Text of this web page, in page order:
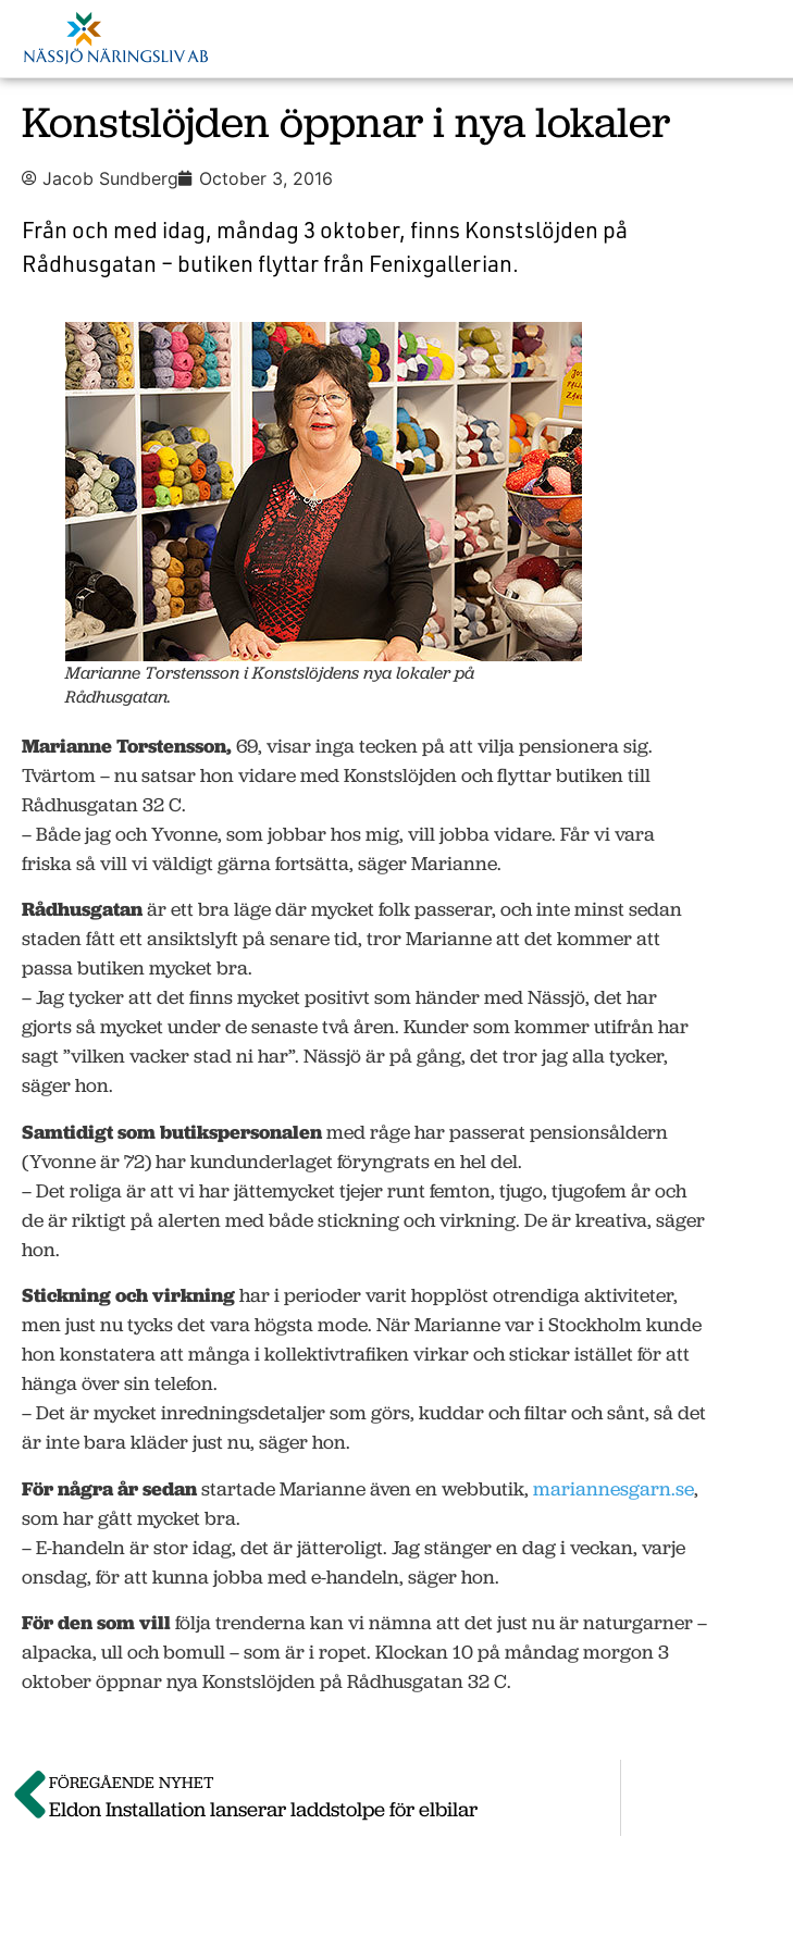
Konstslöjden öppnar i nya lokaler
Jacob Sundberg October 3, 2016
Från och med idag, måndag 3 oktober, finns Konstslöjden på
Rådhusgatan – butiken flyttar från Fenixgallerian.
Marianne Torstensson i Konstslöjdens nya lokaler på
Rådhusgatan.
Marianne Torstensson,69, visar inga tecken på att vilja pensionera sig.
Tvärtom – nu satsar hon vidare med Konstslöjden och flyttar butiken till
Rådhusgatan 32 C.
– Både jag och Yvonne, som jobbar hos mig, vill jobba vidare. Får vi vara
friska så vill vi väldigt gärna fortsätta, säger Marianne.
Rådhusgatanär ett bra läge där mycket folk passerar, och inte minst sedan
staden fått ett ansiktslyft på senare tid, tror Marianne att det kommer att
passa butiken mycket bra.
– Jag tycker att det finns mycket positivt som händer med Nässjö, det har
gjorts så mycket under de senaste två åren. Kunder som kommer utifrån har
sagt ”vilken vacker stad ni har”. Nässjö är på gång, det tror jag alla tycker,
säger hon.
Samtidigt som butikspersonalenmed råge har passerat pensionsåldern
(Yvonne är 72) har kundunderlaget föryngrats en hel del.
– Det roliga är att vi har jättemycket tjejer runt femton, tjugo, tjugofem år och
de är riktigt på alerten med både stickning och virkning. De är kreativa, säger
hon.
Stickning och virkninghar i perioder varit hopplöst otrendiga aktiviteter,
men just nu tycks det vara högsta mode. När Marianne var i Stockholm kunde
hon konstatera att många i kollektivtrafiken virkar och stickar istället för att
hänga över sin telefon.
– Det är mycket inredningsdetaljer som görs, kuddar och filtar och sånt, så det
är inte bara kläder just nu, säger hon.
För några år sedanstartade Marianne även en webbutik, mariannesgarn.se,
som har gått mycket bra.
– E-handeln är stor idag, det är jätteroligt. Jag stänger en dag i veckan, varje
onsdag, för att kunna jobba med e-handeln, säger hon.
För den som villfölja trenderna kan vi nämna att det just nu är naturgarner –
alpacka, ull och bomull – som är i ropet. Klockan 10 på måndag morgon 3
oktober öppnar nya Konstslöjden på Rådhusgatan 32 C.
FÖREGÅENDE NYHET
Eldon Installation lanserar laddstolpe för elbilar